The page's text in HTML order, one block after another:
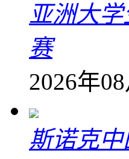
亚洲大
赛
2026年
斯诺克